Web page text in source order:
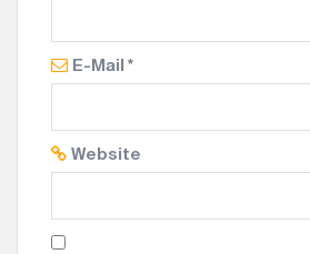
E-Mail *
Website